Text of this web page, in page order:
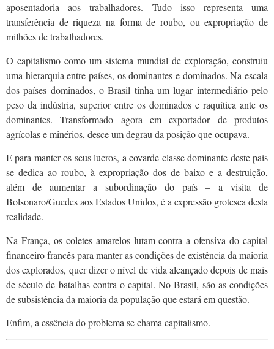
aposentadoria aos trabalhadores. Tudo isso representa uma
transferência de riqueza na forma de roubo, ou expropriação de
milhões de trabalhadores.
O capitalismo como um sistema mundial de exploração, construiu
uma hierarquia entre países, os dominantes e dominados. Na escala
dos países dominados, o Brasil tinha um lugar intermediário pelo
peso da indústria, superior entre os dominados e raquítica ante os
dominantes. Transformado agora em exportador de produtos
agrícolas e minérios, desce um degrau da posição que ocupava.
E para manter os seus lucros, a covarde classe dominante deste país
se dedica ao roubo, à expropriação dos de baixo e a destruição,
além de aumentar a subordinação do país – a visita de
Bolsonaro/Guedes aos Estados Unidos, é a expressão grotesca desta
realidade.
Na França, os coletes amarelos lutam contra a ofensiva do capital
financeiro francês para manter as condições de existência da maioria
dos explorados, quer dizer o nível de vida alcançado depois de mais
de século de batalhas contra o capital. No Brasil, são as condições
de subsistência da maioria da população que estará em questão.
Enfim, a essência do problema se chama capitalismo.